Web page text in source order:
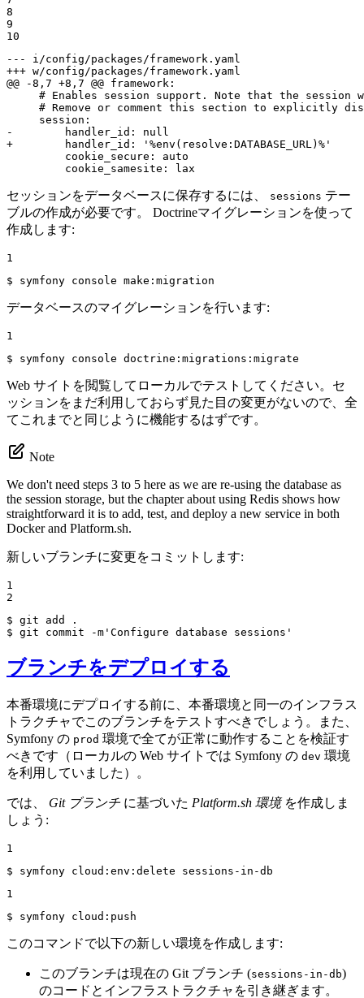
8
9
10
--- i/config/packages/framework.yaml
+++ w/config/packages/framework.yaml
@@ -8,7 +8,7 @@ framework:
# Enables session support. Note that the session
# Remove or comment this section to explicitly
-        handler_id: null
+        handler_id: '%env(resolve:DATABASE_URL)%'
         cookie_secure: auto
         cookie_samesite: lax
セッションをデータベースに保存するには、 sessions テー
ブルの作成が必要です。 Doctrineマイグレーションを使って
作成します:
1
$ symfony console make:migration
データベースのマイグレーションを行います:
1
$ symfony console doctrine:migrations:migrate
Web サイトを閲覧してローカルでテストしてください。セ
ッションをまだ利用しておらず見た目の変更がないので、全
てこれまでと同じように機能するはずです。
Note
We don't need steps 3 to 5 here as we are re-using the database as
the session storage, but the chapter about using Redis shows how
straightforward it is to add, test, and deploy a new service in both
Docker and Platform.sh.
新しいブランチに変更をコミットします:
1
2
$
$ git commit -m 'Configure database sessions'
ブランチをデプロイする
本番環境にデプロイする前に、本番環境と同一のインフラス
トラクチャでこのブランチをテストすべきでしょう。また、
Symfony の prod 環境で全てが正常に動作することを検証す
べきです（ローカルの Web サイトでは Symfony の dev 環境
を利用していました）。
では、 Git ブランチ に基づいた Platform.sh 環境を作成しま
しょう:
1
$ symfony cloud:env:delete sessions-in-db
1
$ symfony cloud:push
このコマンドで以下の新しい環境を作成します:
このブランチは現在の Git ブランチ (sessions-in-db)
のコードとインフラストラクチャを引き継ぎます。